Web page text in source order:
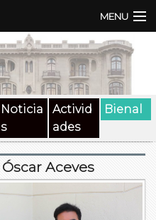
MENU
Noticia
s
Activid
ades
Bienal
Óscar Aceves